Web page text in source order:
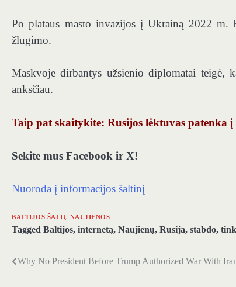
Po plataus masto invazijos į Ukrainą 2022 m.
žlugimo.
Maskvoje dirbantys užsienio diplomatai teigė,
anksčiau.
Taip pat skaitykite: Rusijos lėktuvas patenka
Sekite mus Facebook ir X!
Nuoroda į informacijos šaltinį
BALTIJOS ŠALIŲ NAUJIENOS
Tagged Baltijos, internetą, Naujienų, Rusija, stabdo,
Navigacija
Why No President Before Trump Authorized War With